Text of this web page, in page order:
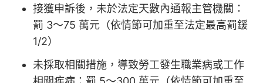
接獲申訴後，未於法定天數內通報主管機關：
罰 3～75 萬元（依情節可加重至法定最高罰鍰
1/2）
未採取相關措施，導致勞工發生職業病或工作